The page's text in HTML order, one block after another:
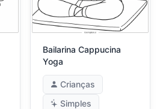
Bailarina Cappucina
Yoga
Crianças
Simples